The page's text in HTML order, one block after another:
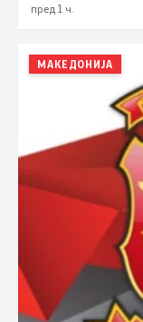
пред 1 ч.
МАКЕДОНИЈА